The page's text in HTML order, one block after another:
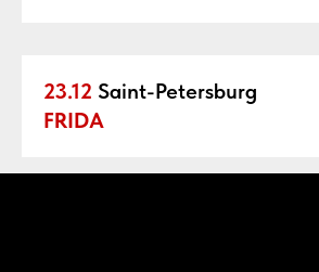
23.12 Saint-Petersburg
FRIDA